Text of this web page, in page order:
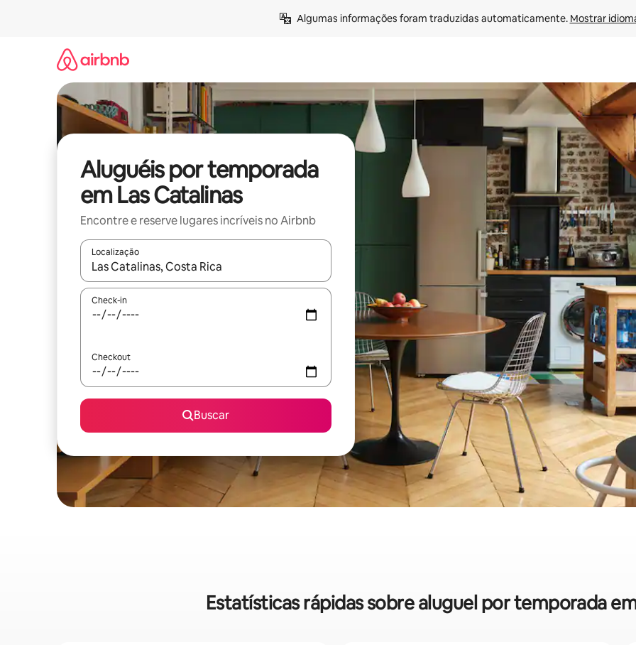
Algumas informações foram traduzidas automaticamente. Mostrar
Aluguéis por temporada
em Las Catalinas
Encontre e reserve lugares incríveis no Airbnb
Localização
Quando os resultados estiverem disponíveis, explore-os usando as seta para cima e para baixo do teclado ou tocando
Check-in
Checkout
Buscar
Estatísticas rápidas sobre aluguel por temporada